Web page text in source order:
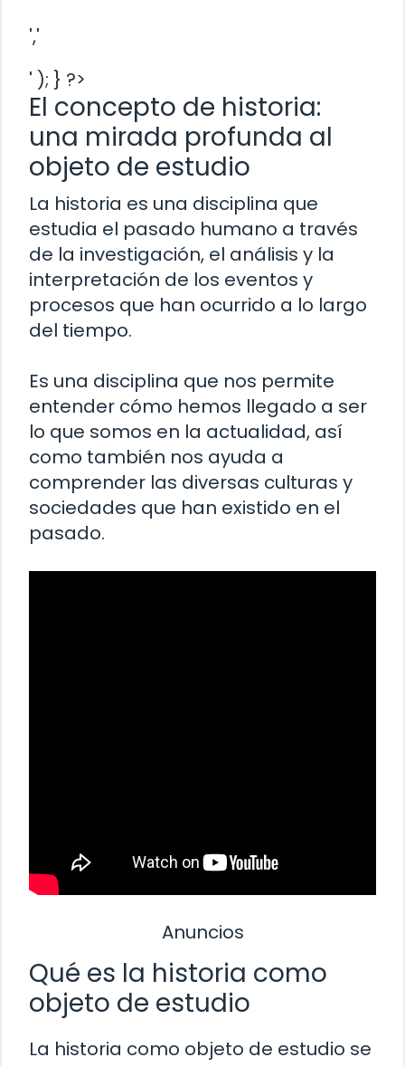
','
' ); } ?>
El concepto de historia:
una mirada profunda al
objeto de estudio
La historia es una disciplina que
estudia el pasado humano a través
de la investigación, el análisis y la
interpretación de los eventos y
procesos que han ocurrido a lo largo
del tiempo.
Es una disciplina que nos permite
entender cómo hemos llegado a ser
lo que somos en la actualidad, así
como también nos ayuda a
comprender las diversas culturas y
sociedades que han existido en el
pasado.
Anuncios
Qué es la historia como
objeto de estudio
La historia como objeto de estudio se